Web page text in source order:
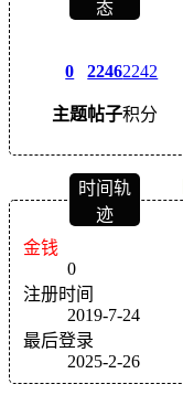
态
0
主题
2246
帖子
2242
积分
时间轨
迹
金钱
0
注册时间
2019-7-24
最后登录
2025-2-26